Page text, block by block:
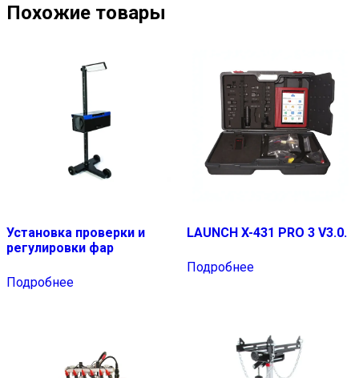
Похожие товары
Установка проверки и
регулировки фар
Подробнее
LAUNCH X-431 PRO 3 V3.0.
Подробнее